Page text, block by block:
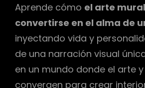
Aprende cómo el arte
convertirse en el alma de
inyectando vida y
de una narración visual
en un mundo donde el arte
convergen para crear